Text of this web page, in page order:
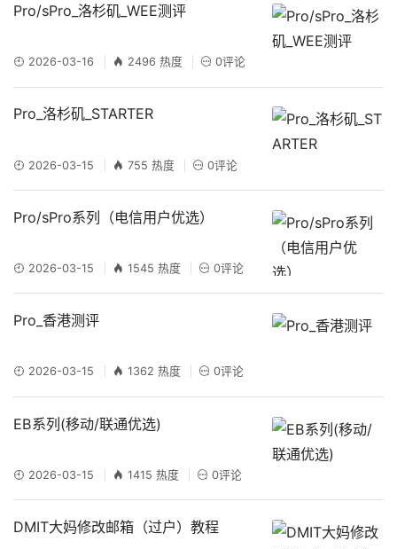
Pro/sPro_洛杉矶_WEE测评
2026-03-16 2496 热度 0评论
Pro_洛杉矶_STARTER
2026-03-15 755 热度 0评论
Pro/sPro系列（电信用户优选）
2026-03-15 1545 热度 0评论
Pro_香港测评
2026-03-15 1362 热度 0评论
EB系列(移动/联通优选)
2026-03-15 1415 热度 0评论
DMIT大妈修改邮箱（过户）教程